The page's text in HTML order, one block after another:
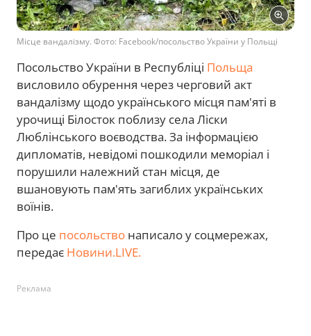
Місце вандалізму. Фото: Facebook/посольство України у Польщі
Посольство України в Республіці Польща
висловило обурення через черговий акт
вандалізму щодо українського місця пам'яті в
урочищі Білосток поблизу села Ліски
Люблінського воєводства. За інформацією
дипломатів, невідомі пошкодили меморіал і
порушили належний стан місця, де
вшановують пам'ять загиблих українських
воїнів.
Про це посольство написало у соцмережах,
передає Новини.LIVE.
Реклама